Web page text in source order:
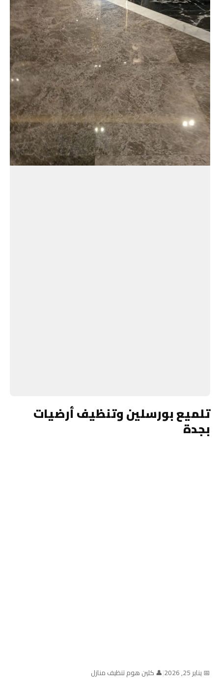
تلميع بورسلين وتنظيف أرضيات
بجدة
📅 يناير 25, 2026 |👤 كلين هوم تنظيف منازل